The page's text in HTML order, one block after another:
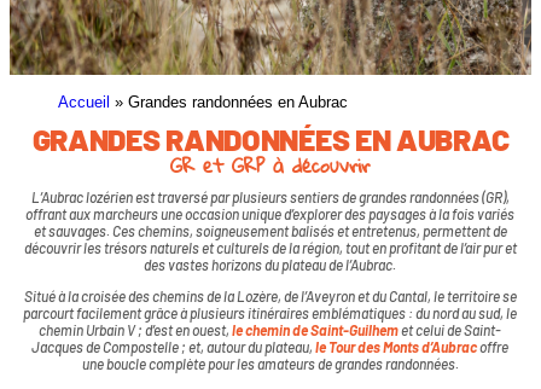
Accueil » Grandes randonnées en Aubrac
GRANDES RANDONNÉES EN AUBRAC
GR et GRP à découvrir
L’Aubrac lozérien est traversé par plusieurs sentiers de grandes randonnées (GR),
offrant aux marcheurs une occasion unique d’explorer des paysages à la fois variés
et sauvages. Ces chemins, soigneusement balisés et entretenus, permettent de
découvrir les trésors naturels et culturels de la région, tout en profitant de l’air pur et
des vastes horizons du plateau de l’Aubrac.
Situé à la croisée des chemins de la Lozère, de l’Aveyron et du Cantal, le territoire se
parcourt facilement grâce à plusieurs itinéraires emblématiques : du nord au sud, le
chemin Urbain V ; d’est en ouest,le chemin de Saint-Guilhemet celui de Saint-
Jacques de Compostelle ; et, autour du plateau,le Tour des Monts d’Aubracoffre
une boucle complète pour les amateurs de grandes randonnées.